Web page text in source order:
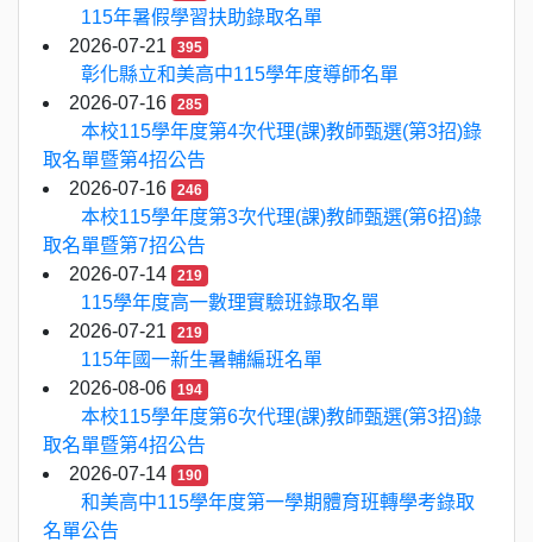
115年暑假學習扶助錄取名單
2026-07-21
395
彰化縣立和美高中115學年度導師名單
2026-07-16
285
本校115學年度第4次代理(課)教師甄選(第3招)錄
取名單暨第4招公告
2026-07-16
246
本校115學年度第3次代理(課)教師甄選(第6招)錄
取名單暨第7招公告
2026-07-14
219
115學年度高一數理實驗班錄取名單
2026-07-21
219
115年國一新生暑輔編班名單
2026-08-06
194
本校115學年度第6次代理(課)教師甄選(第3招)錄
取名單暨第4招公告
2026-07-14
190
和美高中115學年度第一學期體育班轉學考錄取
名單公告